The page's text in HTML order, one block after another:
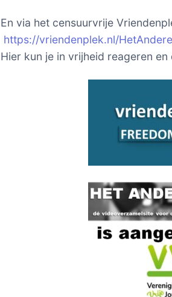
En via het censuurvrije
https://vriendenplek.nl/
Hier kun je in vrijheid reageren en